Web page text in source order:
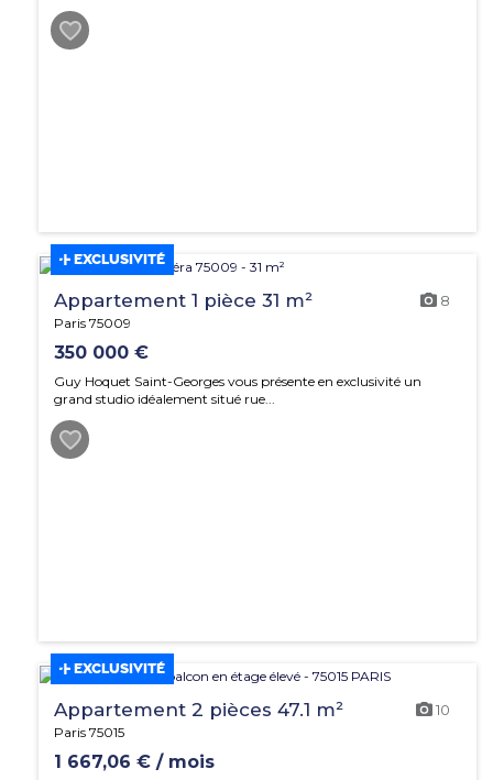
EXCLUSIVITÉ
Appartement 1 pièce 31 m² 8
Paris 75009
350 000 €
Guy Hoquet Saint-Georges vous présente en exclusivité un
grand studio idéalement situé rue...
EXCLUSIVITÉ
Appartement 2 pièces 47.1 m² 10
Paris 75015
1 667,06 € / mois